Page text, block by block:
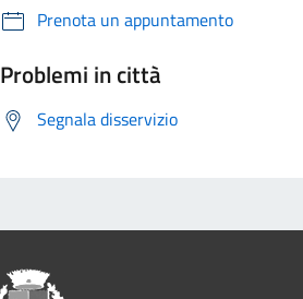
Prenota un appuntamento
Problemi in città
Segnala disservizio